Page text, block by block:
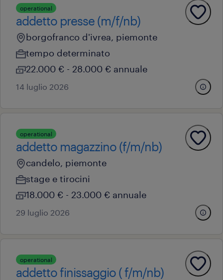
operational
addetto presse (m/f/nb)
borgofranco d'ivrea, piemonte
tempo determinato
22.000 € - 28.000 € annuale
14 luglio 2026
operational
addetto magazzino (f/m/nb)
candelo, piemonte
stage e tirocini
18.000 € - 23.000 € annuale
29 luglio 2026
operational
addetto finissaggio ( f/m/nb)